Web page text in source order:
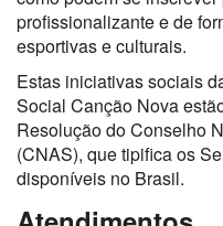
profissionalizante e de
esportivas e culturais.
Estas iniciativas sociais
Social Canção Nova
Resolução do Conselho
(CNAS), que tipifica os
disponíveis no Brasil.